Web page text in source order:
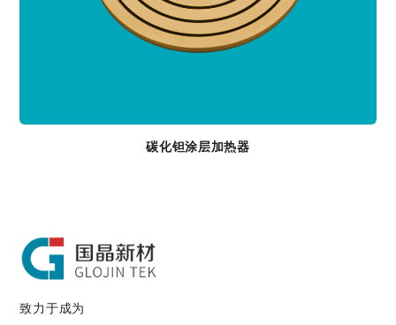
碳化钽涂层加热器
致力于成为